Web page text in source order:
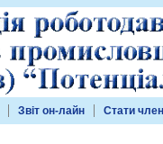
Звіт он-лайн Стати